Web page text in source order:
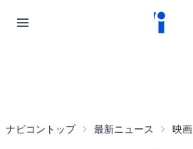
ナビコントップ 最新ニュース 映画